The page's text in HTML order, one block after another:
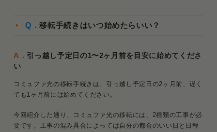
Q．移転手続きはいつ始めたらいい？
A． 引っ越し予定日の1〜2ヶ月前を目安に始めてくださ
い
コミュファ光の移転手続きは、引っ越し予定日の2ヶ月前、遅く
ても1ヶ月前には始めてください。
今回紹介した通り、コミュファ光の移転には、2種類の工事が必
要です。工事の混み具合によっては自分の都合のいい日と日程